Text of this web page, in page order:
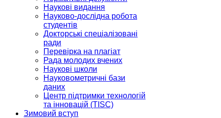
Наукові видання
Науково-дослідна робота
студентів
Докторські спеціалізовані
ради
Перевірка на плагіат
Рада молодих вчених
Наукові школи
Науковометричні бази
даних
Центр підтримки технологій
та інновацій (TISC)
Зимовий вступ